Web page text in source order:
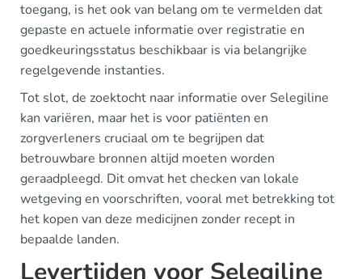
toegang, is het ook van belang om te vermelden dat
gepaste en actuele informatie over registratie en
goedkeuringsstatus beschikbaar is via belangrijke
regelgevende instanties.
Tot slot, de zoektocht naar informatie over Selegiline
kan variëren, maar het is voor patiënten en
zorgverleners cruciaal om te begrijpen dat
betrouwbare bronnen altijd moeten worden
geraadpleegd. Dit omvat het checken van lokale
wetgeving en voorschriften, vooral met betrekking tot
het kopen van deze medicijnen zonder recept in
bepaalde landen.